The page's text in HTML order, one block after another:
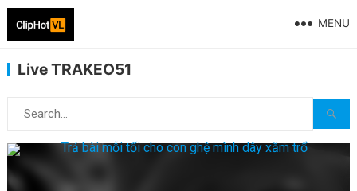
MENU
Live TRAKEO51